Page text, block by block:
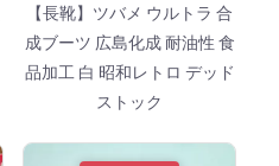
【長靴】ツバメ ウルトラ 合
成ブーツ 広島化成 耐油性 食
品加工 白 昭和レトロ デッド
ストック